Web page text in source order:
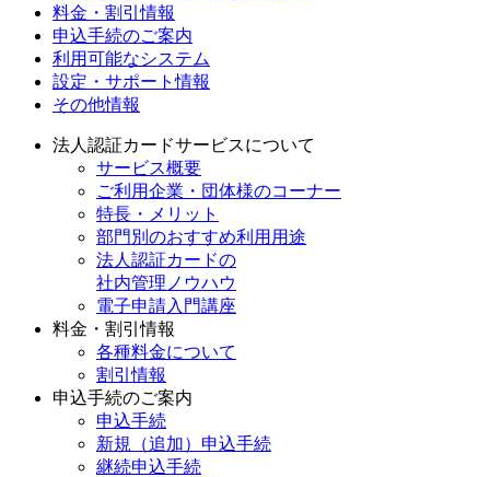
料金・割引情報
申込手続のご案内
利用可能なシステム
設定・サポート情報
その他情報
法人認証カードサービスについて
サービス概要
ご利用企業・団体様のコーナー
特長・メリット
部門別のおすすめ利用用途
法人認証カードの
社内管理ノウハウ
電子申請入門講座
料金・割引情報
各種料金について
割引情報
申込手続のご案内
申込手続
新規（追加）申込手続
継続申込手続